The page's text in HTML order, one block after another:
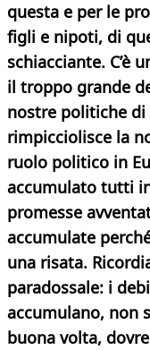
questa e per le
figli e nipoti, di
schiacciante. C’è
il troppo grande
nostre politiche di
rimpicciolisce la
ruolo politico in
accumulato tutti
promesse
accumulate
una risata.
paradossale: i
accumulano, non
buona volta,